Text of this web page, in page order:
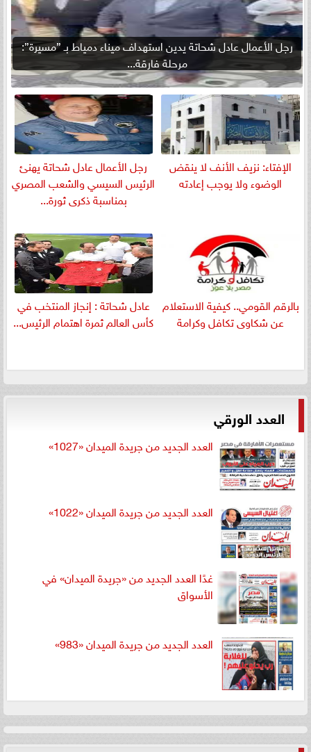
رجل الأعمال عادل شحاتة يدين استهداف ميناء دمياط بـ ”مسيرة”:
مرحلة فارقة...
الإفتاء: نزيف الأنف لا ينقض
الوضوء ولا يوجب إعادته
رجل الأعمال عادل شحاتة يهنئ
الرئيس السيسي والشعب المصري
بمناسبة ذكرى ثورة...
بالرقم القومي.. كيفية الاستعلام
عن شكاوى تكافل وكرامة
عادل شحاتة : إنجاز المنتخب في
كأس العالم ثمرة اهتمام الرئيس...
العدد الورقي
العدد الجديد من جريدة الميدان «1027»
العدد الجديد من جريدة الميدان «1022»
غدًا العدد الجديد من «جريدة الميدان» في
الأسواق
العدد الجديد من جريدة الميدان «983»